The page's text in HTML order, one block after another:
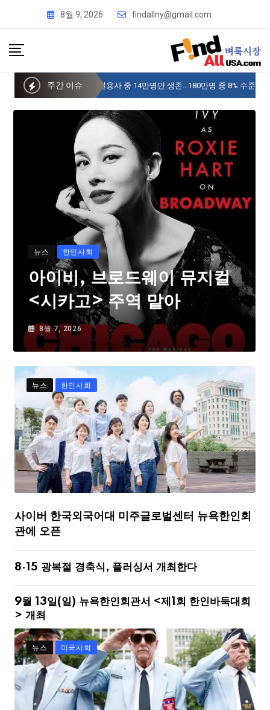
8월 9, 2026 findallny@gmail.com
주간 이슈 사이버 한국외국어대 미주글로벌센터 뉴욕
뉴스 한인사회
아이비, 브로드웨이 뮤지컬
<시카고> 주역 맡아
8월 7, 2026
뉴스 한인사회
사이버 한국외국어대 미주글로벌센터 뉴욕한인회
관에 오픈
8·15 광복절 경축식, 플러싱서 개최한다
9월 13일(일) 뉴욕한인회관서 <제1회 한인바둑대회
> 개최
뉴스 미국사회